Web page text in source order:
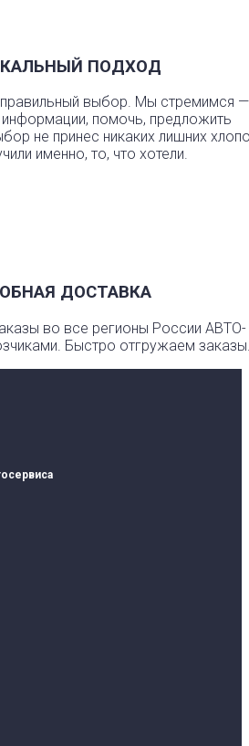
ПОДХОД
выбор. Мы стремимся —
помочь, предложить
не принес никаких лишних
именно, то, что хотели.
ДОСТАВКА
во все регионы России АВТО-
Быстро отгружаем